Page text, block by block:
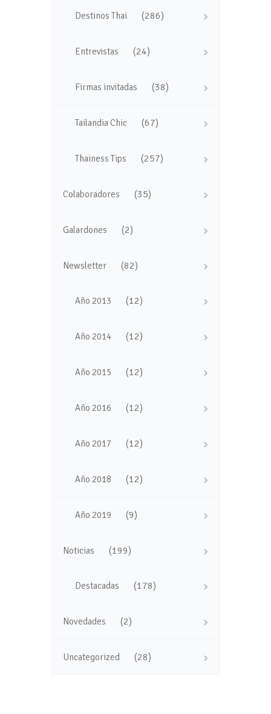
Destinos Thai (286)
Entrevistas (24)
Firmas invitadas (38)
Tailandia Chic (67)
Thainess Tips (257)
Colaboradores (35)
Galardones (2)
Newsletter (82)
Año 2013 (12)
Año 2014 (12)
Año 2015 (12)
Año 2016 (12)
Año 2017 (12)
Año 2018 (12)
Año 2019 (9)
Noticias (199)
Destacadas (178)
Novedades (2)
Uncategorized (28)